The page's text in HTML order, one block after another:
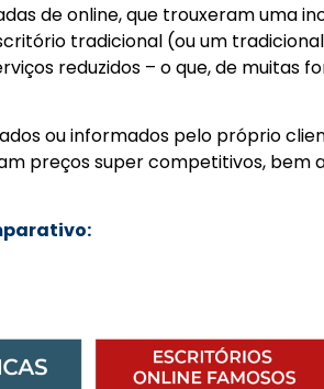
de online, que trouxeram uma
tradicional (ou um
reduzidos – o que, de muitas
ou informados pelo próprio
preços super competitivos, bem